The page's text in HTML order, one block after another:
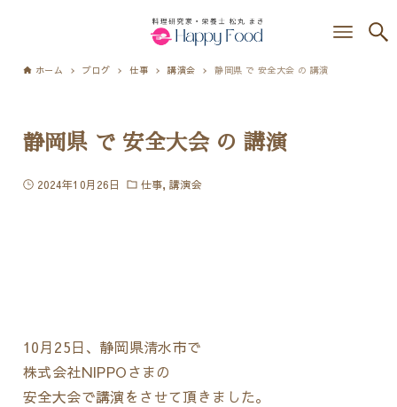
ホーム ブログ 仕事 講演会 静岡県 で 安全大会 の 講演
静岡県 で 安全大会 の 講演
2024年10月26日 仕事 講演会
10月25日、静岡県清水市で
株式会社NIPPOさまの
安全大会で講演をさせて頂きました。